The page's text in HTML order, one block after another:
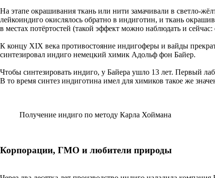
На этапе окрашивания ткань или нити замачивали в светло-
лейкоиндиго окислялось обратно в индиготин, и ткань
в местах потёртостей (такой эффект можно наблюдать и
К концу XIX века противостояние индигоферы и вайды
синтезировал индиго немецкий химик Адольф фон Байер.
Чтобы синтезировать индиго, у Байера ушло 13 лет. Первый
В то время синтез индиготина имел для химиков такое же
Получение индиго по методу Карла Хоймана
Корпорации, ГМО и любители природы